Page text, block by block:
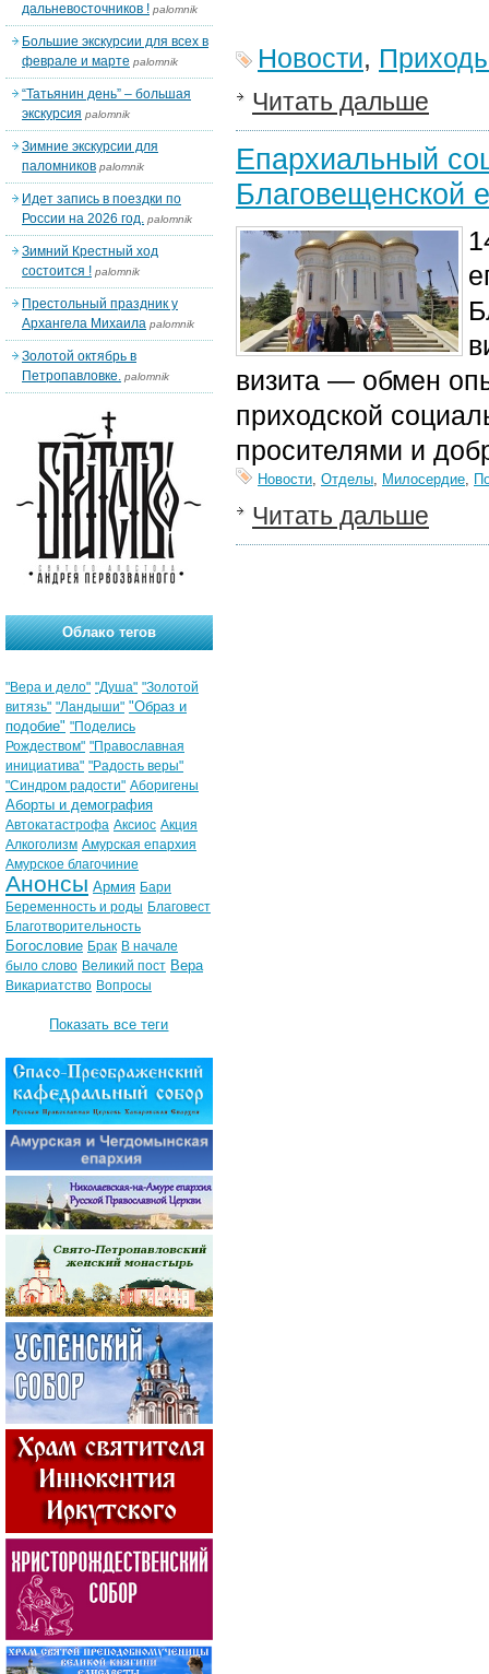
Новости,
Читать дальше
Епархиальный
Благовещенской
визита — обмен
приходской
просителями и
Новости, Отделы, Милосердие,
Читать дальше
дальневосточников ! palomnik
Большие экскурсии для всех в
феврале и марте palomnik
“Татьянин день” – большая
экскурсия palomnik
Зимние экскурсии для
паломников palomnik
Идет запись в поездки по
России на 2026 год. palomnik
Зимний Крестный ход
состоится ! palomnik
Престольный праздник у
Архангела Михаила palomnik
Золотой октябрь в
Петропавловке. palomnik
Облако тегов
"Вера и дело" "Душа" "Золотой
витязь" "Ландыши" "Образ и
подобие" "Поделись
Рождеством" "Православная
инициатива" "Радость веры"
"Синдром радости" Аборигены
Аборты и демография
Автокатастрофа Аксиос Акция
Алкоголизм Амурская епархия
Амурское благочиние
Анонсы Армия Бари
Беременность и роды Благовест
Благотворительность
Богословие Брак В начале
было слово Великий пост Вера
Викариатство Вопросы
Показать все теги